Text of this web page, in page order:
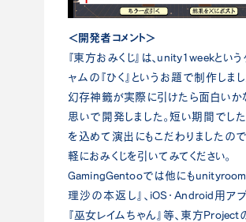
＜開発者コメント＞
『東方おみくじ』は、unity1weekとい
ャムの『ひく』というお題で制作しま
幻存神籤が実際に引けたら面白いかな
思いで開発しました。短い期間でし
を込めて演出にもこだわりましたの
軽におみくじを引いてみてください。
GamingGentooでは他にもunityroom
理沙の本返し』、iOS・Android用アプ
『巫女レイムちゃん』等、東方Project